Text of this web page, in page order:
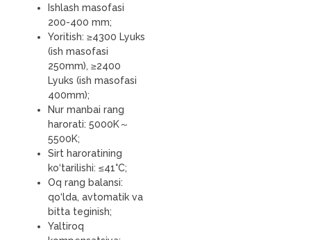
Ishlash masofasi
200-400 mm;
Yoritish: ≥4300 Lyuks
(ish masofasi
250mm), ≥2400
Lyuks (ish masofasi
400mm);
Nur manbai rang
harorati: 5000K～
5500K;
Sirt haroratining
ko‘tarilishi: ≤41°C;
Oq rang balansi:
qo‘lda, avtomatik va
bitta teginish;
Yaltiroq